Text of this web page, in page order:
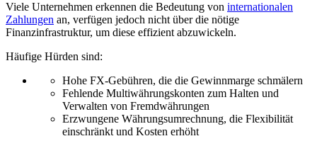
Viele Unternehmen erkennen die Bedeutung von internationalen
Zahlungen an, verfügen jedoch nicht über die nötige
Finanzinfrastruktur, um diese effizient abzuwickeln.
Häufige Hürden sind:
Hohe FX-Gebühren, die die Gewinnmarge schmälern
Fehlende Multiwährungskonten zum Halten und
Verwalten von Fremdwährungen
Erzwungene Währungsumrechnung, die Flexibilität
einschränkt und Kosten erhöht